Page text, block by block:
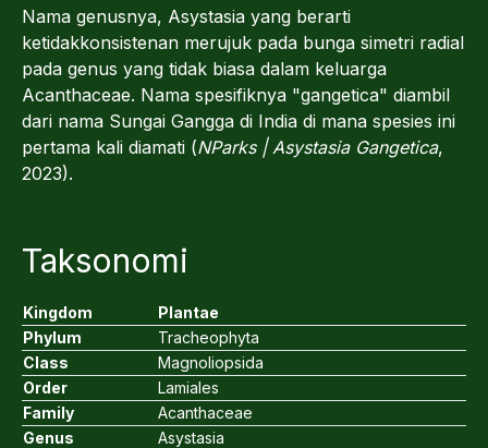
Nama genusnya, Asystasia yang berarti
ketidakkonsistenan merujuk pada bunga simetri radial
pada genus yang tidak biasa dalam keluarga
Acanthaceae. Nama spesifiknya "gangetica" diambil
dari nama Sungai Gangga di India di mana spesies ini
pertama kali diamati (NParks | Asystasia Gangetica,
2023).
Taksonomi
Kingdom
Plantae
Phylum
Tracheophyta
Class
Magnoliopsida
Order
Lamiales
Family
Acanthaceae
Genus
Asystasia